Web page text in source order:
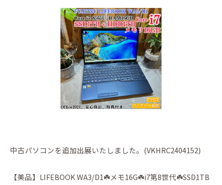
中古パソコンを追加出展いたしました。(VKHRC2404152)
【美品】LIFEBOOK WA3/D1☘️メモ16G☘️i7第8世代☘️SSD1TB